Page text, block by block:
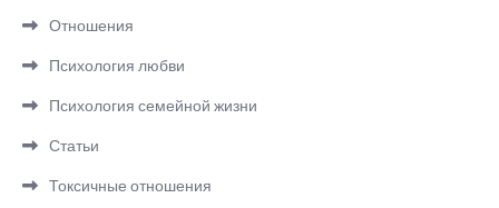
Отношения
Психология любви
Психология семейной жизни
Статьи
Токсичные отношения